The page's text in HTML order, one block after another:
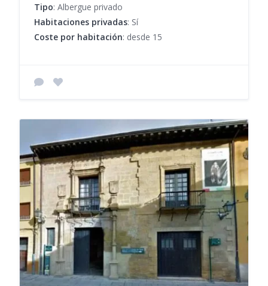
Tipo: Albergue privado
Habitaciones privadas: Sí
Coste por habitación: desde 15